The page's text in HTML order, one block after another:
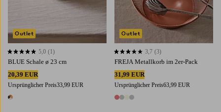
BLUE Schale ø 23 cm
20,39 EUR
Ursprünglicher Preis33,99 EUR
1 Farbe
5,0 basierend auf 1 Bewertungen
5,0 (1)
Outlet
FREJA Metallkorb im 2er-Pack
31,99 EUR
Ursprünglicher Preis63,99 EUR
4 Farben
3,7 basierend auf 3 Bewertungen
3,7 (3)
Outlet